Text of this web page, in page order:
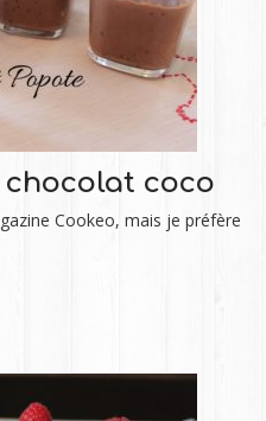
coco
Cookeo, mais je préfère